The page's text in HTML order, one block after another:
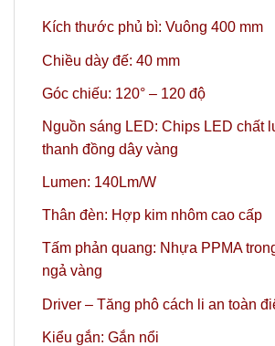
Kích thước phủ bì: Vuông 400 mm
Chiều dày đế: 40 mm
Góc chiếu: 120° – 120 độ
Nguồn sáng LED: Chips LED chất
thanh đồng dây vàng
Lumen: 140Lm/W
Thân đèn: Hợp kim nhôm cao cấp
Tấm phản quang: Nhựa PPMA
ngả vàng
Driver – Tăng phô cách li an toàn
Kiểu gắn: Gắn nổi